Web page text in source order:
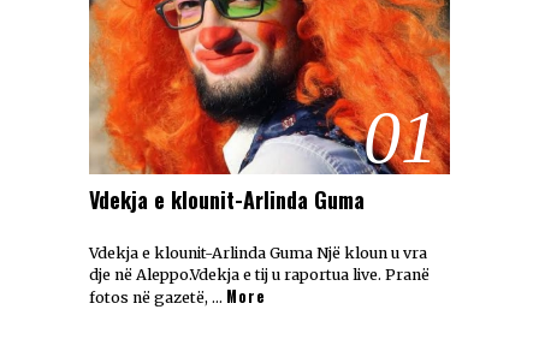
01
Vdekja e klounit-Arlinda Guma
Vdekja e klounit-Arlinda Guma Një kloun u vra
dje në Aleppo.Vdekja e tij u raportua live. Pranë
fotos në gazetë, … More